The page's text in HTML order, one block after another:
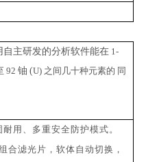
主研发的分析软件能在 1-
92 铀 (U) 之间几十种元素的 同
用、多重安全防护模式 。
合滤光片，软体自动切换，